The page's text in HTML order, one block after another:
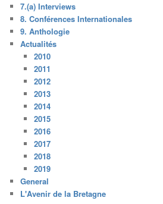
7.(a) Interviews
8. Conférences Internationales
9. Anthologie
Actualités
2010
2011
2012
2013
2014
2015
2016
2017
2018
2019
General
L'Avenir de la Bretagne